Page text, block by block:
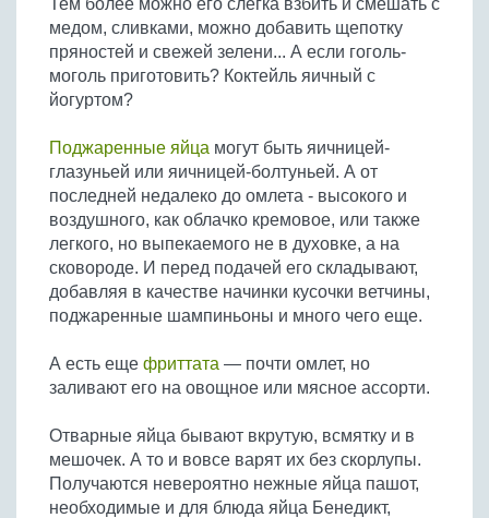
Бобовые
Яйца
Крупы
Тем более можно его слегка взбить и смешать с
медом, сливками, можно добавить щепотку
пряностей и свежей зелени... А если гоголь-
моголь приготовить? Коктейль яичный с
йогуртом?
Поджаренные яйца могут быть яичницей-
глазуньей или яичницей-болтуньей. А от
последней недалеко до омлета - высокого и
воздушного, как облачко кремовое, или также
легкого, но выпекаемого не в духовке, а на
сковороде. И перед подачей его складывают,
добавляя в качестве начинки кусочки ветчины,
поджаренные шампиньоны и много чего еще.
А есть еще фриттата — почти омлет, но
заливают его на овощное или мясное ассорти.
Отварные яйца бывают вкрутую, всмятку и в
мешочек. А то и вовсе варят их без скорлупы.
Получаются невероятно нежные яйца пашот,
необходимые и для блюда яйца Бенедикт,